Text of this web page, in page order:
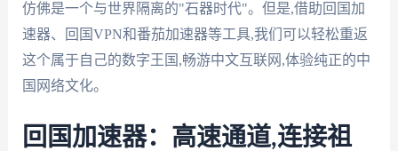
仿佛是一个与世界隔离的"石器时代"。但是,借助回国加
速器、回国VPN和番茄加速器等工具,我们可以轻松重返
这个属于自己的数字王国,畅游中文互联网,体验纯正的中
国网络文化。
回国加速器：高速通道,连接祖